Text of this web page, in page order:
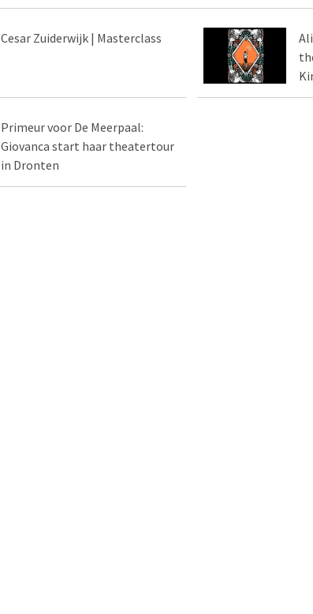
Cesar Zuiderwijk | Masterclass
Primeur voor De Meerpaal:
Giovanca start haar theatertour
in Dronten